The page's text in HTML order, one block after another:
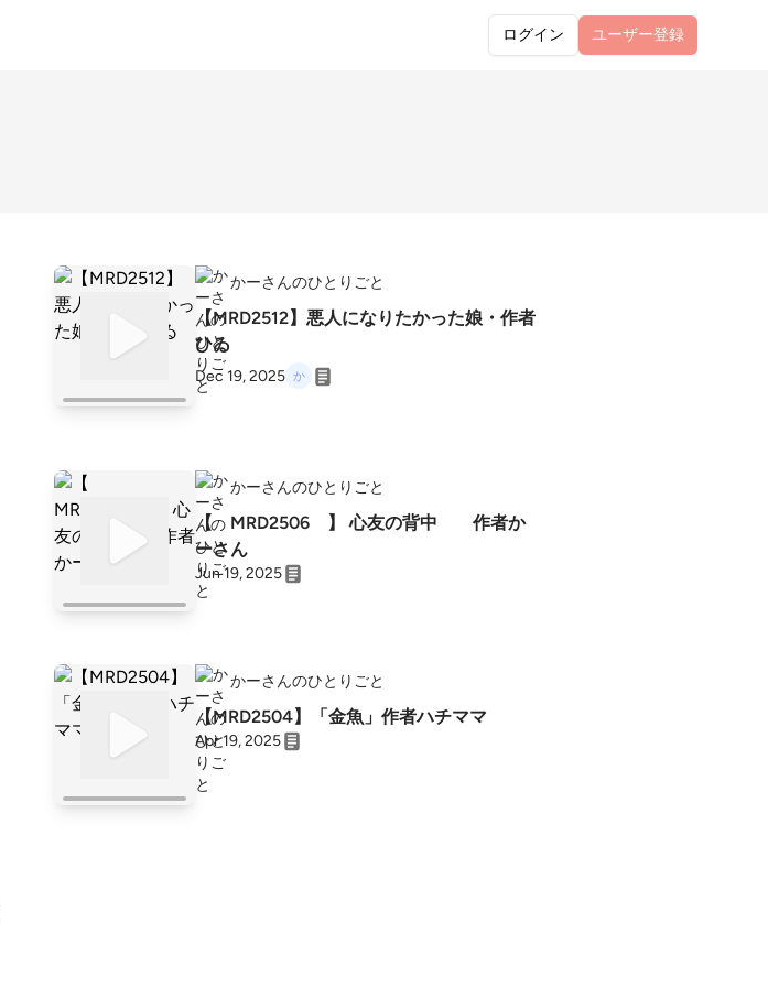
ログイン ユーザー登録
かーさんのひとりごと
【MRD2512】悪人になりたかった娘・作者
ひゐ
Dec 19, 2025
かーさんのひとりごと
【 MRD2506 】 心友の背中 作者か
ーさん
Jun 19, 2025
かーさんのひとりごと
【MRD2504】「金魚」作者ハチママ
Apr 19, 2025